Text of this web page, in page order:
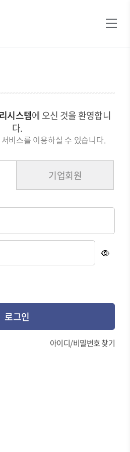
시스템에 오신 것을 환영합니
다.
비스를 이용하실 수 있습니다.
기업회원
로그인
아이디/비밀번호 찾기